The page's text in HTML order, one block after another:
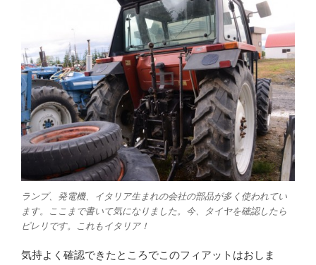
ランプ、発電機、イタリア生まれの会社の部品が多く使われてい
ます。ここまで書いて気になりました。今、タイヤを確認したら
ピレリです。これもイタリア！
気持よく確認できたところでこのフィアットはおしま